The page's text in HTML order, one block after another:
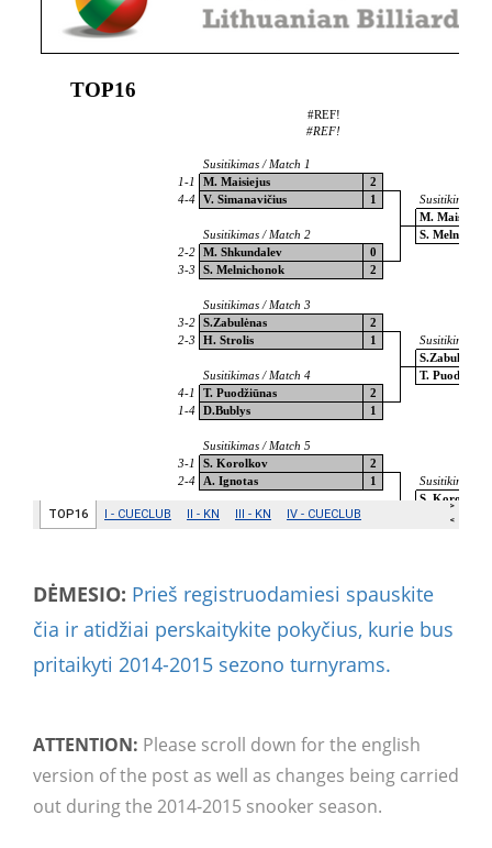
DĖMESIO: Prieš registruodamiesi spauskite
čia ir atidžiai perskaitykite pokyčius, kurie bus
pritaikyti 2014-2015 sezono turnyrams.
ATTENTION: Please scroll down for the english
version of the post as well as changes being carried
out during the 2014-2015 snooker season.